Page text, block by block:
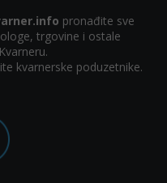
pronađite sve
trgovine i ostale
kvarnerske poduzetnike.